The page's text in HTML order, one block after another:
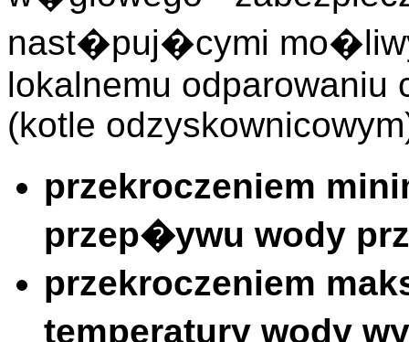
nast�puj�cymi
lokalnemu odparowaniu
(kotle
przekroczeniem
przep�ywu wody
przekroczeniem
temperatury wody